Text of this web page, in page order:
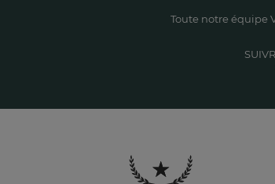
Toute notre équipe